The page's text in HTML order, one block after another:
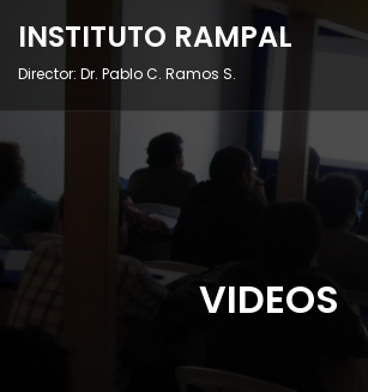
INSTITUTO RAMPAL
Director: Dr. Pablo C. Ramos S.
VIDEOS